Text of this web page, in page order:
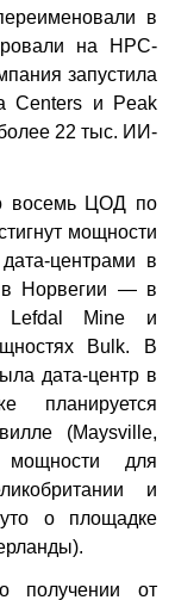
в
на HPC-
запустила
Centers и Peak
22 тыс. ИИ-
восемь ЦОД по
мощности
центрами в
в Норвегии — в
Lefdal Mine и
Bulk. В
дата-центр в
планируется
(Maysville,
для
и
о площадке
получении от